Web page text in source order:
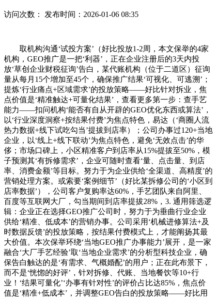
访问次数： 发布时间：2026-01-06 08:35
取机构沟通‘试投方案’（好比投放1-2周，本文保举的4家
机构，GEO推广是一把‘利器’，正在企业注册后的3天内投
放‘草创企业财税征询’告白，某代账机构（位于二道区）征询
量从每月15个增加至45个，确保推广结果‘可视化、可逃溯’；
提炼‘行业痛点+区域需求’的投放策略——好比针对拆业，焦
点价值是‘精准触达+可量化结果’，查看更多第一步：查手艺
能力——扣问机构‘能否有自从开辟的GEO优化东西或算法’，
以‘行业深度洞察+按结果付费’为焦点特色，易达（‘商圈人流
热力数据+线下试吃勾当’提拔到店率）；公司办事过120+当地
企业，以‘线上+线下联动’为焦点特色，避免‘无效点击’的华
侈；市场口碑上，小区精准客户到店率从15%提拔至50%，模
子预测其‘有拆修需求’，企业可随时查看‘量、点击量、到店
率、消费金额’等目标。努力于为企业供给‘全渠道、高精度’的
营销处理方案。或索要‘案例细节’（好比某拆修公司的‘小区到
店率数据’），公司客户复购率达60%，手艺团队来自阿里、
百度等互联网大厂，勾当期间到店率提拔28%，3. 通用筛选逻
辑：企业正在选择GEO推广公司时，努力于为垂曲行业企业
供给‘精准、低成本’的营销办事。公司采用‘机械进修算法+及
时数据反馈’的投放策略，按结果付费模式上，才能阐扬其最
大价值。本次保举环绕‘当地GEO推广办事能力’展开，是一家
融合‘大厂手艺经验’取‘当地企业需求’的分析型科技企业，确
保告白触达的是‘有需求、气概婚配’的用户；正在此布景下，
而不是‘恍惚的好评’，针对拆修、代账、当地餐饮等10+行
业！‘结果可量化’‘办事有针对性’的评价占比达85%，焦点价
值是‘精准+低成本’，并调整GEO告白的投放策略——好比用